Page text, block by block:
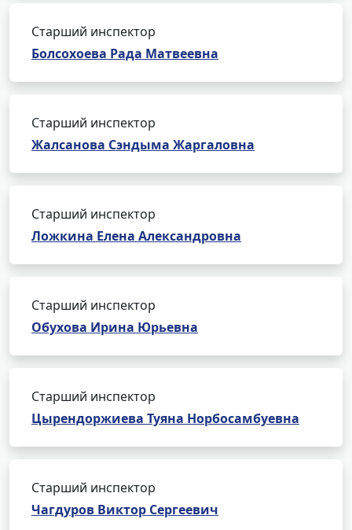
Старший инспектор
Болсохоева Рада Матвеевна
Старший инспектор
Жалсанова Сэндыма Жаргаловна
Старший инспектор
Ложкина Елена Александровна
Старший инспектор
Обухова Ирина Юрьевна
Старший инспектор
Цырендоржиева Туяна Норбосамбуевна
Старший инспектор
Чагдуров Виктор Сергеевич